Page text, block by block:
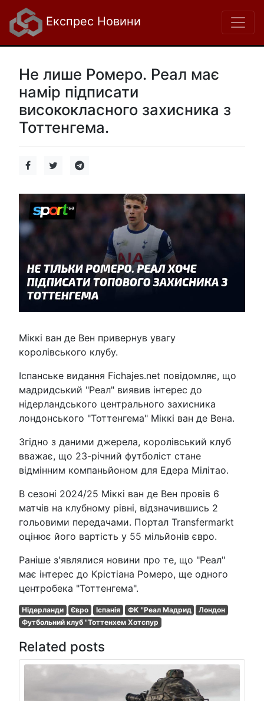
Експрес Новини
Не лише Ромеро. Реал має
намір підписати
висококласного захисника з
Тоттенгема.
Міккі ван де Вен привернув увагу
королівського клубу.
Іспанське видання Fichajes.net повідомляє, що
мадридський "Реал" виявив інтерес до
нідерландського центрального захисника
лондонського "Тоттенгема" Міккі ван де Вена.
Згідно з даними джерела, королівський клуб
вважає, що 23-річний футболіст стане
відмінним компаньйоном для Едера Мілітао.
В сезоні 2024/25 Міккі ван де Вен провів 6
матчів на клубному рівні, відзначившись 2
гольовими передачами. Портал Transfermarkt
оцінює його вартість у 55 мільйонів євро.
Раніше з'являлися новини про те, що "Реал"
має інтерес до Крістіана Ромеро, ще одного
центробека "Тоттенгема".
Нідерланди Євро Іспанія ФК "Реал Мадрид
Лондон
Футбольний клуб "Тоттенхем Хотспур
Related posts